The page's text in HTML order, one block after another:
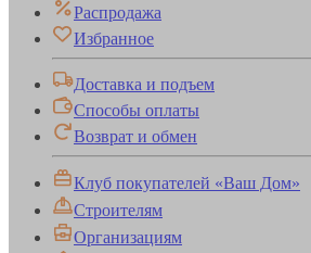
Распродажа
Избранное
Доставка и подъем
Способы оплаты
Возврат и обмен
Клуб покупателей «Ваш Дом»
Строителям
Организациям